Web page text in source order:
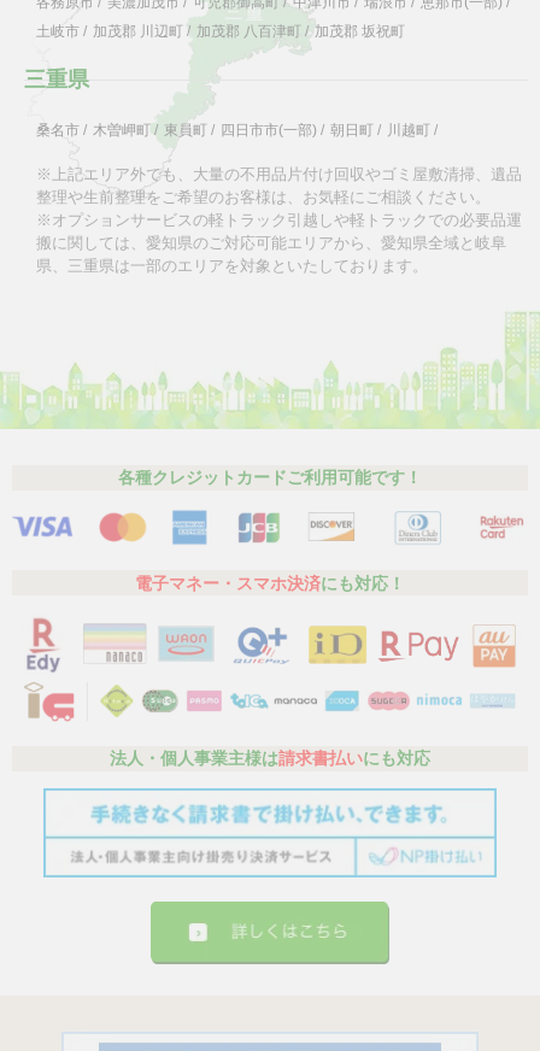
土岐市 / 加茂郡 川辺町 / 加茂郡 八百津町 / 加茂郡 坂祝町
三重県
桑名市 / 木曽岬町/ 東員町 / 四日市市(一部) / 朝日町 / 川越町 /
※上記エリア外でも、大量の不用品片付け回収やゴミ屋敷清掃、遺品
整理や生前整理をご希望のお客様は、お気軽にご相談ください。
※オプションサービスの軽トラック引越しや軽トラックでの必要品運
搬に関しては、愛知県のご対応可能エリアから、愛知県全域と岐阜
県、三重県は一部のエリアを対象といたしております。
各種クレジットカードご利用可能です！
電子マネー・スマホ決済にも対応！
法人・個人事業主様は請求書払いにも対応